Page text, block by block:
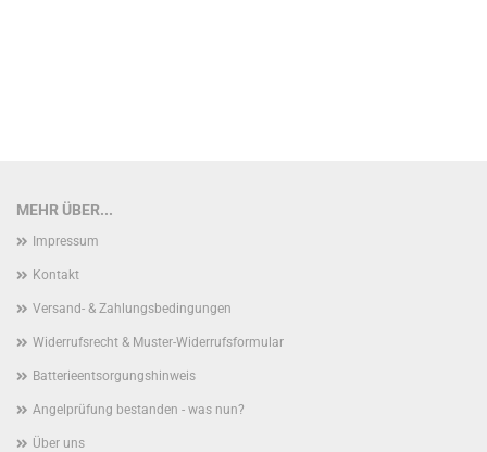
MEHR ÜBER...
Impressum
Kontakt
Versand- & Zahlungsbedingungen
Widerrufsrecht & Muster-Widerrufsformular
Batterieentsorgungshinweis
Angelprüfung bestanden - was nun?
Über uns